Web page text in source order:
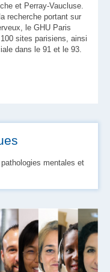
et Perray-Vaucluse.
recherche portant sur
le GHU Paris
sites parisiens, ainsi
dans le 91 et le 93.
mentales et